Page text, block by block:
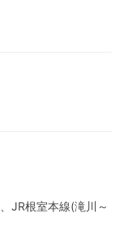
JR根室本線(滝川～